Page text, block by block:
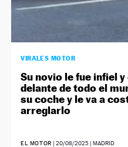
VIRALES MOTOR
Su novio le fue infiel
delante de todo el
su coche y le va a
arreglarlo
EL MOTOR | 20/08/2025| MADRID